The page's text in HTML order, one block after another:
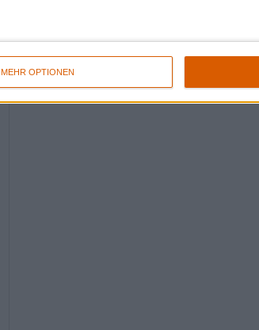
MEHR OPTIONEN